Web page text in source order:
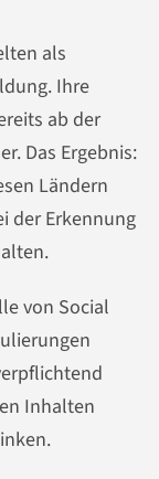
als
Ihre
ab der
Das Ergebnis:
Ländern
der Erkennung
von Social
Inhalten